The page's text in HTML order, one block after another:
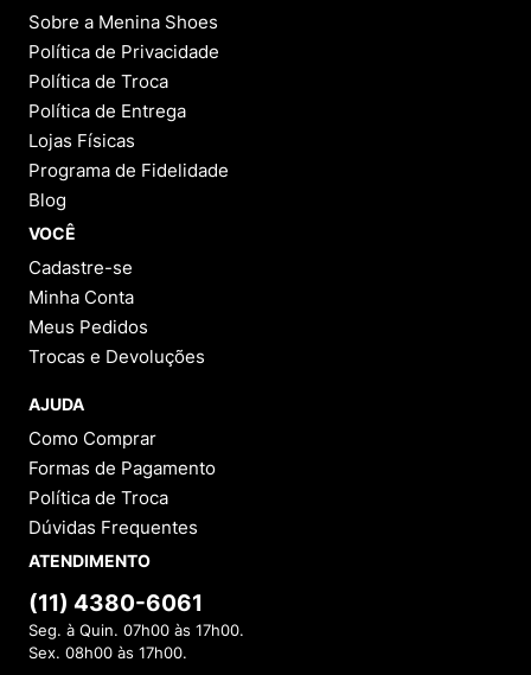
Sobre a Menina Shoes
Política de Privacidade
Política de Troca
Política de Entrega
Lojas Físicas
Programa de Fidelidade
Blog
VOCÊ
Cadastre-se
Minha Conta
Meus Pedidos
Trocas e Devoluções
AJUDA
Como Comprar
Formas de Pagamento
Política de Troca
Dúvidas Frequentes
ATENDIMENTO
(11) 4380-6061
Seg. à Quin. 07h00 às 17h00.
Sex. 08h00 às 17h00.